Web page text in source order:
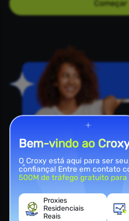
Começar
Ferramentas
Benefícios de
Bem-vindo ao
O Croxy está aqui para ser
confiança! Entre em contato
500M de tráfego gratuito para
Proxies
Residenciais
Reais